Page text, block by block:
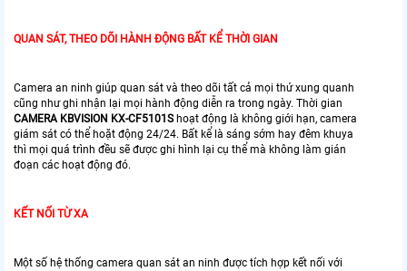
QUAN SÁT, THEO DÕI HÀNH ĐỘNG BẤT KỂ THỜI GIAN
Camera an ninh giúp quan sát và theo dõi tất cả mọi thứ xung quanh
cũng như ghi nhận lại mọi hành động diễn ra trong ngày. Thời gian
CAMERA KBVISION KX-CF5101Shoạt động là không giới hạn, camera
giám sát có thể hoặt động 24/24. Bất kể là sáng sớm hay đêm khuya
thì mọi quá trình đều sẽ được ghi hình lại cụ thể mà không làm gián
đoạn các hoạt động đó.
KẾT NỐI TỪ XA
Một số hệ thống camera quan sát an ninh được tích hợp kết nối với